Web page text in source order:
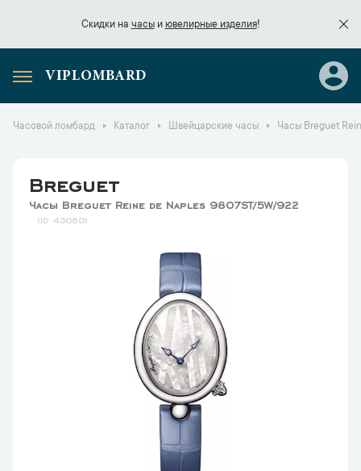
Скидки на часыи ювелирные изделия!
Скидки начасы
VIPLOMBARD
Часовой ломбард Каталог Швейцарские часы Часы Breguet
Breguet
Часы Breguet Reine de Naples 9807ST/5W/922
43080